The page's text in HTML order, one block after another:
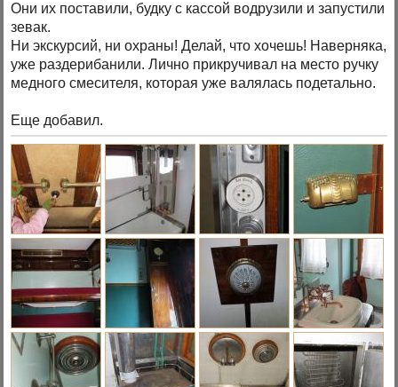
Они их поставили, будку с кассой водрузили и запустили
зевак.
Ни экскурсий, ни охраны! Делай, что хочешь! Наверняка,
уже раздерибанили. Лично прикручивал на место ручку
медного смесителя, которая уже валялась подетально.
Еще добавил.